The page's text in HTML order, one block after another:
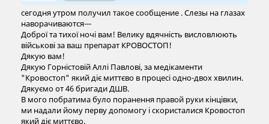
сегодня утром получил такое сообщение . Слезы на глазах
наворачиваются---
Доброї та тихої ночі вам! Велику вдячність висловлюють
військові за ваш препарат КРОВОСТОП!
Дякую вам!
Дякую Горністовій Аллі Павлові, за медікаменти
"Кровостоп" який діє миттєво в процесі одно-двох хвилин.
Дякуємо от 46 бригади ДШВ.
В мого побратима було поранення правой руки кінцівки,
ми надали йому перву допомогу і скористалися Кровостоп
який діє миттєво.